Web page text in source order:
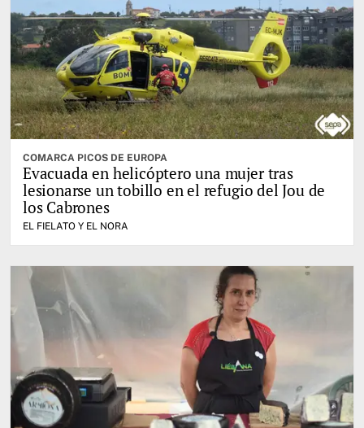
COMARCA PICOS DE EUROPA
Evacuada en helicóptero una mujer tras
lesionarse un tobillo en el refugio del Jou de
los Cabrones
EL FIELATO Y EL NORA